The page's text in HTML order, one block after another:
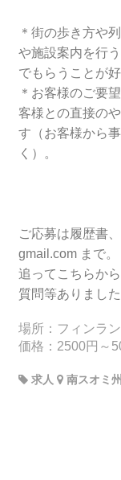
＊街の歩き方や
や施設案内を行
でもらうことが
＊お客様のご要
客様との直接の
す（お客様から
く）。
ご応募は履歴書
gmail.com まで。
追ってこちらか
質問等ありまし
場所：フィンラ
価格：2500円～
求人 南スオミ